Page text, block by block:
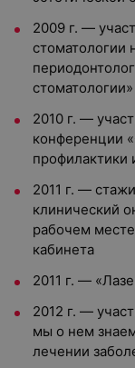
2009 г. —
стоматологии
стоматологии»
2010 г. —
конференции
профилактики
2011 г. —
клинический
рабочем
кабинета
2011 г. —
2012 г. —
мы о нем
лечении